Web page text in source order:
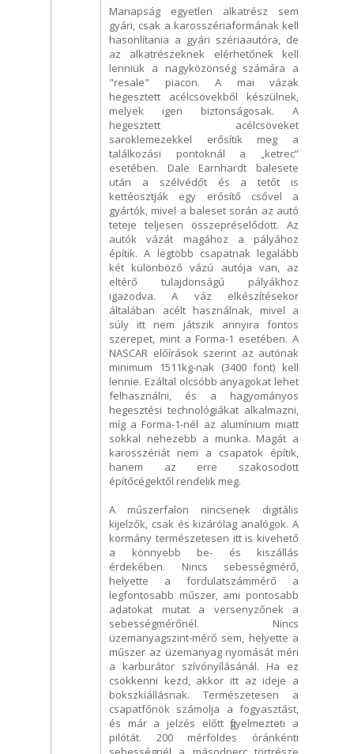
Manapság egyetlen alkatrész sem
gyári, csak a karosszériaformának kell
hasonlítania a gyári szériaautóra, de
az alkatrészeknek elérhetőnek kell
lenniük a nagyközönség számára a
"resale" piacon. A mai vázak
hegesztett acélcsövekből készülnek,
melyek igen biztonságosak. A
hegesztett acélcsöveket
saroklemezekkel erősítik meg a
találkozási pontoknál a „ketrec”
esetében. Dale Earnhardt balesete
után a szélvédőt és a tetőt is
kettéosztják egy erősítő csővel a
gyártók, mivel a baleset során az autó
teteje teljesen összepréselődött. Az
autók vázát magához a pályához
építik. A legtöbb csapatnak legalább
két különböző vázú autója van, az
eltérő tulajdonságú pályákhoz
igazodva. A váz elkészítésekor
általában acélt használnak, mivel a
súly itt nem játszik annyira fontos
szerepet, mint a Forma-1 esetében. A
NASCAR előírások szerint az autónak
minimum 1511kg-nak (3400 font) kell
lennie. Ezáltal olcsóbb anyagokat lehet
felhasználni, és a hagyományos
hegesztési technológiákat alkalmazni,
míg a Forma-1-nél az alumínium miatt
sokkal nehezebb a munka. Magát a
karosszériát nem a csapatok építik,
hanem az erre szakosodott
építőcégektől rendelik meg.
A műszerfalon nincsenek digitális
kijelzők, csak és kizárólag analógok. A
kormány természetesen itt is kivehető
a könnyebb be- és kiszállás
érdekében. Nincs sebességmérő,
helyette a fordulatszámmérő a
legfontosabb műszer, ami pontosabb
adatokat mutat a versenyzőnek a
sebességmérőnél. Nincs
üzemanyagszint-mérő sem, helyette a
műszer az üzemanyag nyomását méri
a karburátor szívónyílásánál. Ha ez
csökkenni kezd, akkor itt az ideje a
bokszkiállásnak. Természetesen a
csapatfőnök számolja a fogyasztást,
és már a jelzés előtt figyelmezteti a
pilótát. 200 mérföldes óránkénti